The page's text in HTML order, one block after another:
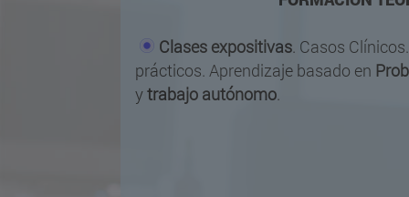
Clases expositivas. Casos
prácticos. Aprendizaje basado en
ytrabajo autónomo.